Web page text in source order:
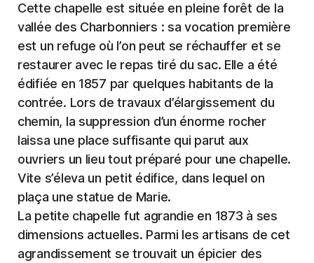
Cette chapelle est située en pleine forêt de la
vallée des Charbonniers : sa vocation première
est un refuge où l’on peut se réchauffer et se
restaurer avec le repas tiré du sac. Elle a été
édifiée en 1857 par quelques habitants de la
contrée. Lors de travaux d’élargissement du
chemin, la suppression d’un énorme rocher
laissa une place suffisante qui parut aux
ouvriers un lieu tout préparé pour une chapelle.
Vite s’éleva un petit édifice, dans lequel on
plaça une statue de Marie.
La petite chapelle fut agrandie en 1873 à ses
dimensions actuelles. Parmi les artisans de cet
agrandissement se trouvait un épicier des